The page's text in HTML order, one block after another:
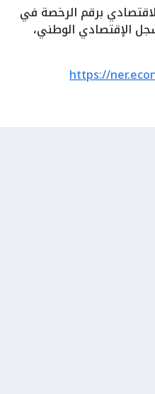
برقم الرخصة في
الإقتصادي الوطني،
https://